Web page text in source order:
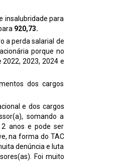
insalubridade para
920,73.
a perda salarial de
porque no
2023, 2024 e
dos cargos
e dos cargos
somando a
2 anos e pode ser
na forma do TAC
denúncia e luta
Foi muito